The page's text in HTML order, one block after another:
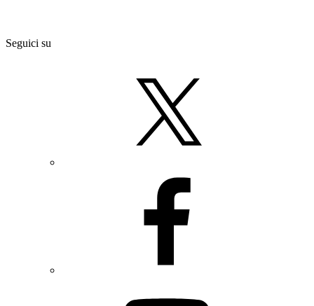
Seguici su